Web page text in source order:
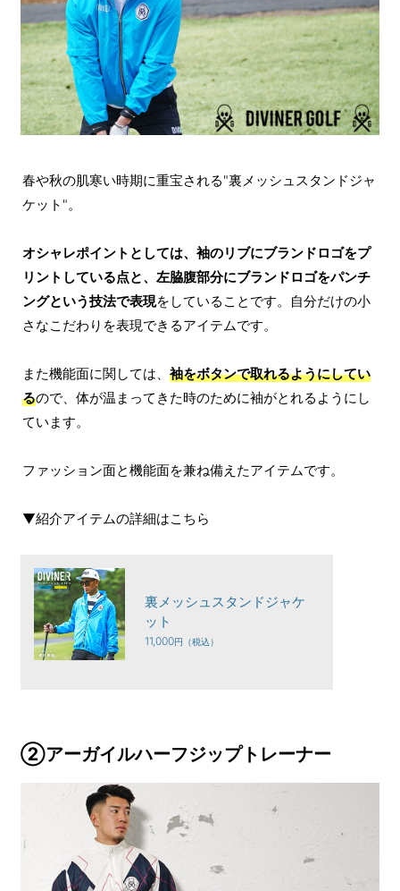
春や秋の肌寒い時期に重宝される"裏メッシュスタンドジャ
ケット"。
オシャレポイントとしては、袖のリブにブランドロゴをプ
リントしている点と、左脇腹部分にブランドロゴをパンチ
ングという技法で表現をしていることです。自分だけの小
さなこだわりを表現できるアイテムです。
また機能面に関しては、 袖をボタンで取れるようにしてい
るので、体が温まってきた時のために袖がとれるようにし
ています。
ファッション面と機能面を兼ね備えたアイテムです。
▼紹介アイテムの詳細はこちら
裏メッシュスタンドジャケ
ット
11,000
②アーガイルハーフジップトレーナー